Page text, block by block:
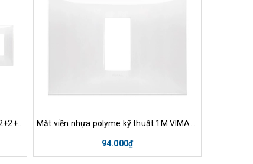
Mặt viền nhựa polyme kỹ thuật 8M (2+2+2+2) VIMAR - ITALY 09668
94.000₫